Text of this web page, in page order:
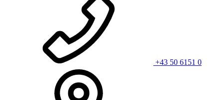
+43 50 6151 0